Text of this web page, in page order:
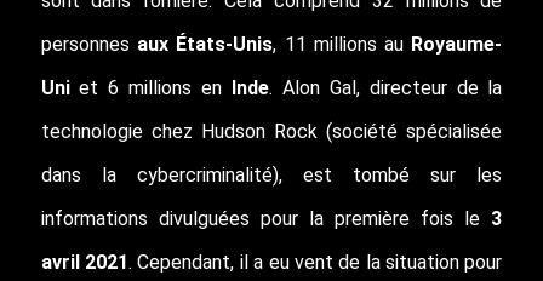
personnes aux États-Unis, 11 millions au Royaume-
Uniet 6 millions en Inde. Alon Gal, directeur de la
technologie chez Hudson Rock (société spécialisée
dans la cybercriminalité), est tombé sur les
informations divulguées pour la première fois le 3
avril 2021. Cependant, il a eu vent de la situation pour